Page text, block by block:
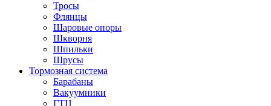
Тросы
Флянцы
Шаровые опоры
Шкворня
Шпильки
Шрусы
Тормозная система
Барабаны
Вакуумники
ГТЦ